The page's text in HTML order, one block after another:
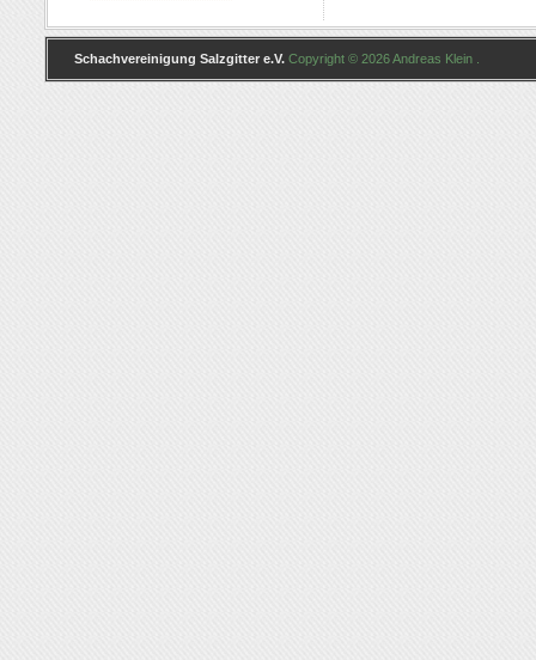
Schachvereinigung Salzgitter e.V. Copyright © 2026 Andreas Klein .